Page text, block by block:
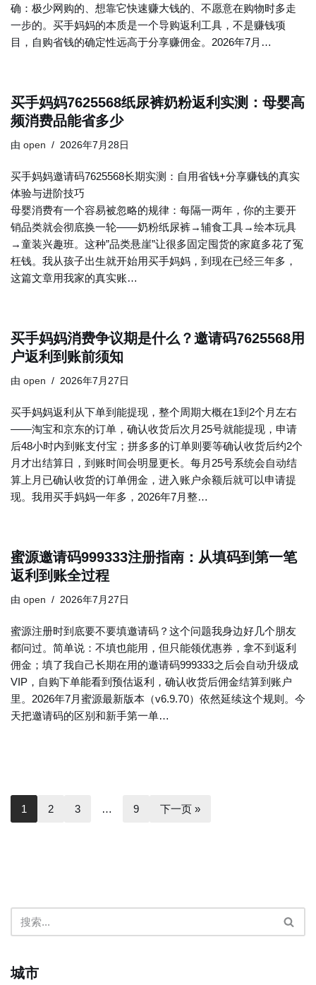
确：极少网购的、想靠它快速赚大钱的、不愿意在购物时多走
一步的。买手妈妈的本质是一个导购返利工具，不是赚钱项
目，自购省钱的确定性远高于分享赚佣金。2026年7月…
买手妈妈7625568纸尿裤奶粉返利实测：母婴高
频消费品能省多少
由 open 2026年7月28日
买手妈妈邀请码7625568长期实测：自用省钱+分享赚钱的真实
体验与进阶技巧
母婴消费有一个容易被忽略的规律：每隔一两年，你的主要开
销品类就会彻底换一轮——奶粉纸尿裤→辅食工具→绘本玩具
→童装兴趣班。这种”品类悬崖”让很多固定囤货的家庭多花了冤
枉钱。我从孩子出生就开始用买手妈妈，到现在已经三年多，
这篇文章用我家的真实账…
买手妈妈消费争议期是什么？邀请码7625568用
户返利到账前须知
由 open 2026年7月27日
买手妈妈返利从下单到能提现，整个周期大概在1到2个月左右
——淘宝和京东的订单，确认收货后次月25号就能提现，申请
后48小时内到账支付宝；拼多多的订单则要等确认收货后约2个
月才出结算日，到账时间会明显更长。每月25号系统会自动结
算上月已确认收货的订单佣金，进入账户余额后就可以申请提
现。我用买手妈妈一年多，2026年7月整…
蜜源邀请码999333注册指南：从填码到第一笔
返利到账全过程
由 open 2026年7月27日
蜜源注册时到底要不要填邀请码？这个问题我身边好几个朋友
都问过。简单说：不填也能用，但只能领优惠券，拿不到返利
佣金；填了我自己长期在用的邀请码999333之后会自动升级成
VIP，自购下单能看到预估返利，确认收货后佣金结算到账户
里。2026年7月蜜源最新版本（v6.9.70）依然延续这个规则。今
天把邀请码的区别和新手第一单…
1 2 3 … 9 下一页 »
城市